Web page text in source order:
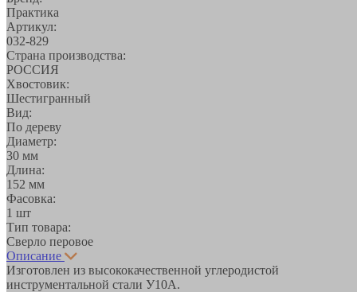
Практика
Артикул:
032-829
Страна производства:
РОССИЯ
Хвостовик:
Шестигранный
Вид:
По дереву
Диаметр:
30 мм
Длина:
152 мм
Фасовка:
1 шт
Тип товара:
Сверло перовое
Описание
Изготовлен из высококачественной углеродистой
инструментальной стали У10А.